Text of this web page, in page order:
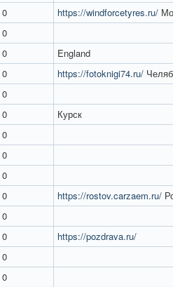
0 https://windforcetyres.ru/
0
0
England
0 https://fotoknigi74.ru/
0
0
Курск
0
0
0
0 https://rostov.carzaem.ru/
0
0
https://pozdrava.ru/
0
0